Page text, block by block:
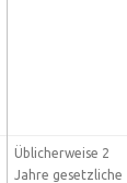
Üblicherweise 2
Jahre gesetzliche